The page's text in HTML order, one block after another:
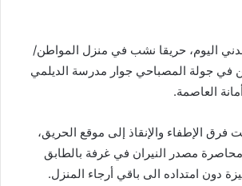
اليوم، حريقا نشب في منزل المواطن/
في جولة المصباحي جوار مدرسة الديلمي
العاصمة.
فرق الإطفاء والإنقاذ إلى موقع الحريق،
مصدر النيران في غرفة بالطابق
دون امتداده الى باقي أرجاء المنزل.